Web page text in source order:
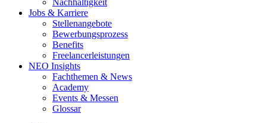
Nachhaltigkeit
Jobs & Karriere
Stellenangebote
Bewerbungsprozess
Benefits
Freelancerleistungen
NEO Insights
Fachthemen & News
Academy
Events & Messen
Glossar